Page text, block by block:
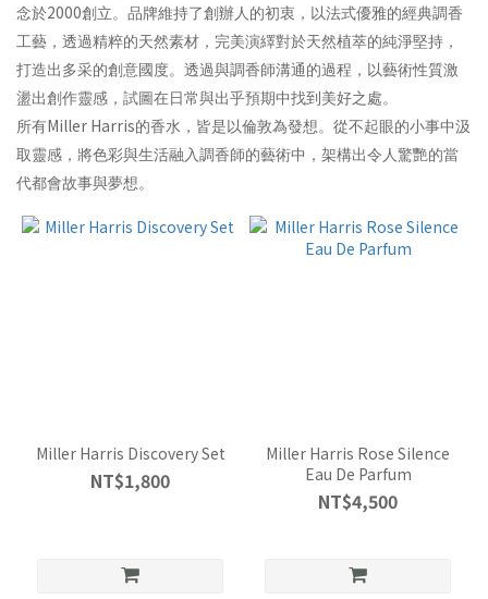
念於2000創立。品牌維持了創辦人的初衷，以法式優雅的經典調香
工藝，透過精粹的天然素材，完美演繹對於天然植萃的純淨堅持，
打造出多采的創意國度。透過與調香師溝通的過程，以藝術性質激
盪出創作靈感，試圖在日常與出乎預期中找到美好之處。
所有Miller Harris的香水，皆是以倫敦為發想。從不起眼的小事中汲
取靈感，將色彩與生活融入調香師的藝術中，架構出令人驚艷的當
代都會故事與夢想。
Miller Harris Discovery Set
NT$1,800
Miller Harris Rose Silence
Eau De Parfum
NT$4,500